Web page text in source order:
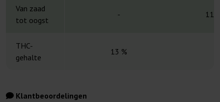
Van zaad
tot oogst
- 11-
THC-
gehalte
13 %
Klantbeoordelingen